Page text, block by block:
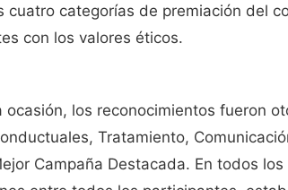
cuatro categorías de premiación del
con los valores éticos.
ocasión, los reconocimientos fueron
Tratamiento,
Campaña Destacada. En todos